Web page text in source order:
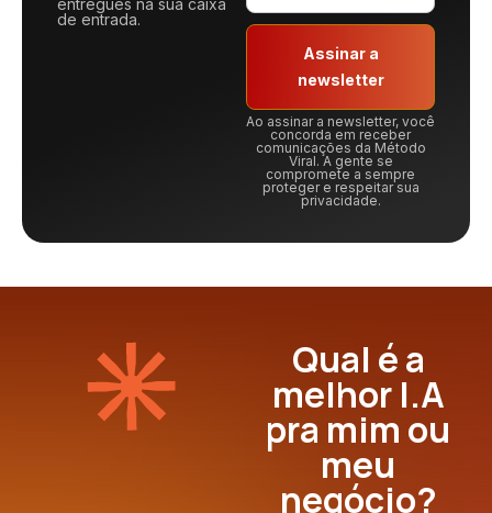
entregues na sua caixa
de entrada.
Assinar a
newsletter
Ao assinar a newsletter, você
concorda em receber
comunicações da Método
Viral. A gente se
compromete a sempre
proteger e respeitar sua
privacidade.
Qual é a
melhor I.A
pra mim ou
meu
negócio?